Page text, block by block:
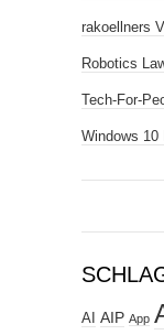
rakoellners
Robotics
Tech-For-
Windows 10
AI AIP App